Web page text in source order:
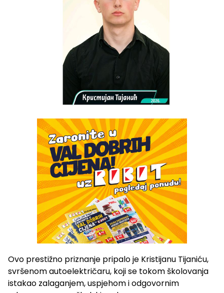
Ovo prestižno priznanje pripalo je Kristijanu Tijaniću,
svršenom autoelektričaru, koji se tokom školovanja
istakao zalaganjem, uspjehom i odgovornim